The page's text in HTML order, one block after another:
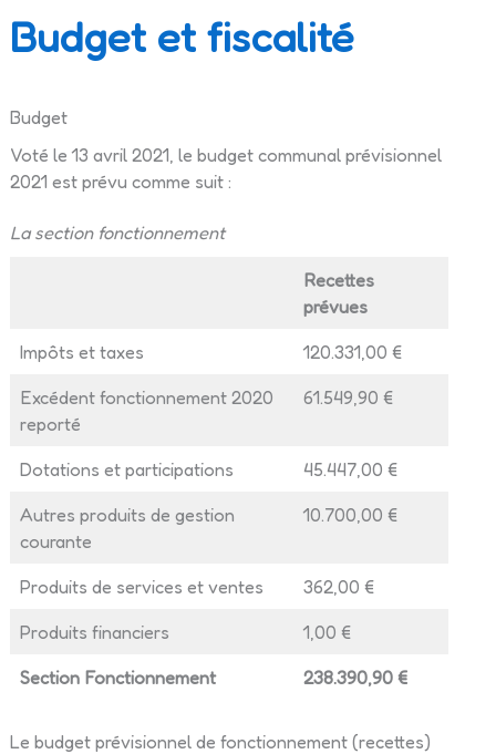
Budget et fiscalité
Budget
Voté le 13 avril 2021, le budget communal prévisionnel
2021 est prévu comme suit :
La section fonctionnement
Recettes
prévues
Impôts et taxes 120.331,00 €
Excédent fonctionnement 2020
reporté
61.549,90 €
Dotations et participations 45.447,00 €
Autres produits de gestion
courante
10.700,00 €
Produits de services et ventes 362,00 €
Produits financiers 1,00 €
Section Fonctionnement 238.390,90 €
Le budget prévisionnel de fonctionnement (recettes)